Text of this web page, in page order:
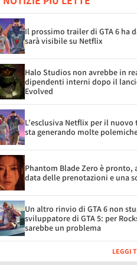
Il prossimo trailer di GTA 6 ha
sarà visibile su Netflix
Halo Studios non avrebbe in
dipendenti interni dopo il
Evolved
L'esclusiva Netflix per il nuovo
sta generando molte
Phantom Blade Zero è pronto,
data delle prenotazioni e una
Un altro rinvio di GTA 6 non
sviluppatore di GTA 5: per
sarebbe un problema
LEGGI